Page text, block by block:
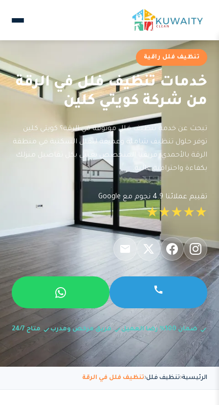
تنظيف فلل راقية
خدمات تنظيف فلل في الرقة
من شركة كويتي كلين
تبحث عن خدمة تنظيف فلل موثوقة في الرقة؟ كويتي كلين
توفر حلول تنظيف شاملة وعميقة للفلل السكنية في منطقة
الرقة بالأحمدي. فريقنا المتخصص يعتني بكل تفاصيل منزلك
بكفاءة واحترافية عالية.
تقييم عملائنا 4.9 نجوم مع Google
★★★★★
ضمان 100% رضا العميل فريق مرخص ومدرب متاح 24/7
الرئيسية تنظيف فلل تنظيف فلل في الرقة